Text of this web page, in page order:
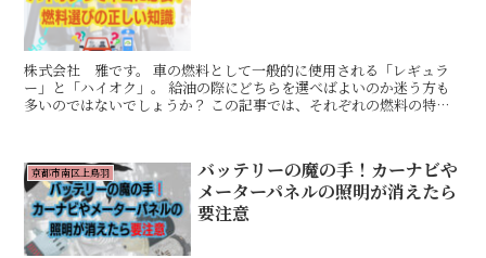
株式会社 雅です。 車の燃料として一般的に使用される「レギュラ
ー」と「ハイオク」。 給油の際にどちらを選べばよいのか迷う方も
多いのではないでしょうか？ この記事では、それぞれの燃料の特徴
京都市南区上鳥羽
バッテリーの魔の手！カーナビや
メーターパネルの照明が消えたら
要注意